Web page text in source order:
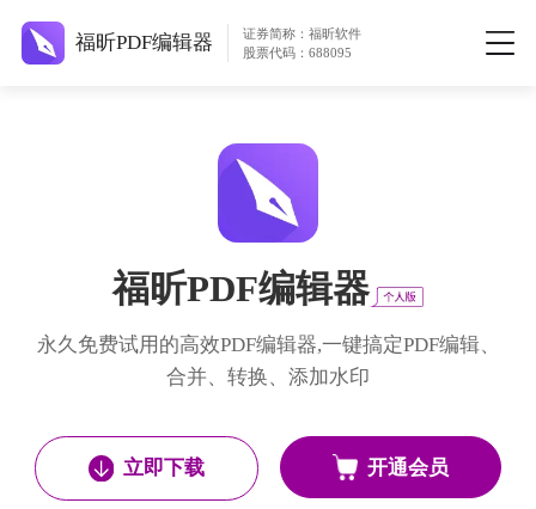
福昕PDF编辑器
证券简称：福昕软件
股票代码：688095
福昕PDF编辑器
永久免费试用的高效PDF编辑器,一键搞定PDF编辑、
合并、转换、添加水印
立即下载 开通会员